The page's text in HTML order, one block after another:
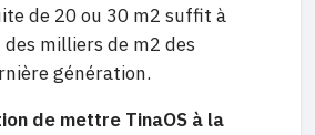
de 20 ou 30 m2 suffit à
milliers de m2 des
génération.
de mettre TinaOS à la